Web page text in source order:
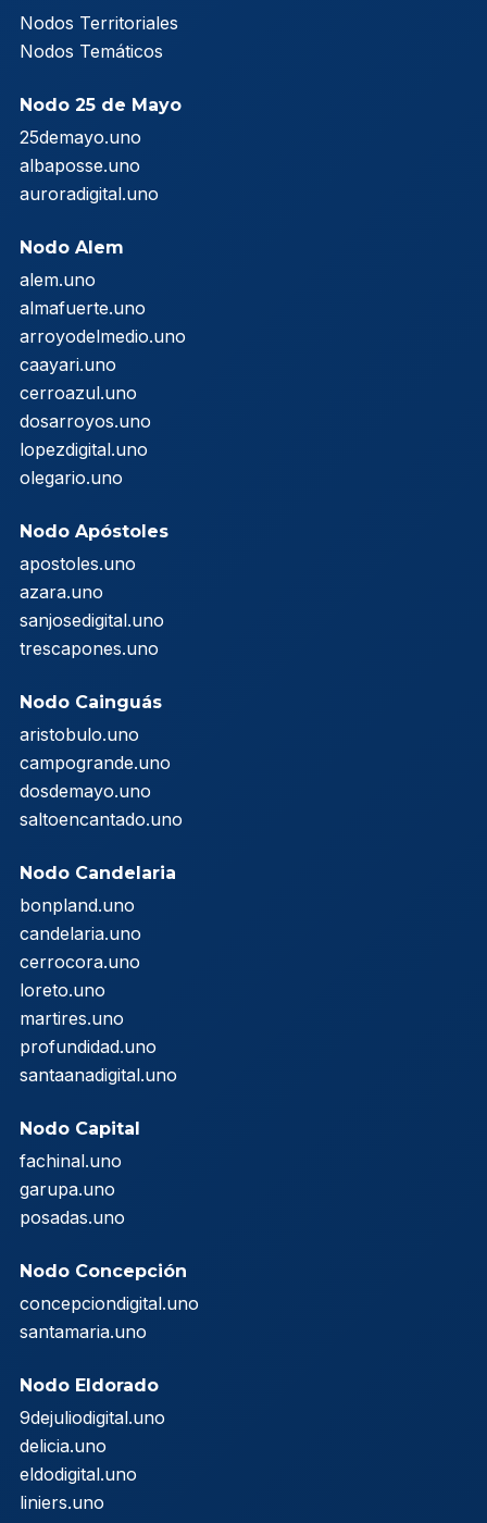
Nodos Territoriales
Nodos Temáticos
Nodo 25 de Mayo
25demayo.uno
albaposse.uno
auroradigital.uno
Nodo Alem
alem.uno
almafuerte.uno
arroyodelmedio.uno
caayari.uno
cerroazul.uno
dosarroyos.uno
lopezdigital.uno
olegario.uno
Nodo Apóstoles
apostoles.uno
azara.uno
sanjosedigital.uno
trescapones.uno
Nodo Cainguás
aristobulo.uno
campogrande.uno
dosdemayo.uno
saltoencantado.uno
Nodo Candelaria
bonpland.uno
candelaria.uno
cerrocora.uno
loreto.uno
martires.uno
profundidad.uno
santaanadigital.uno
Nodo Capital
fachinal.uno
garupa.uno
posadas.uno
Nodo Concepción
concepciondigital.uno
santamaria.uno
Nodo Eldorado
9dejuliodigital.uno
delicia.uno
eldodigital.uno
liniers.uno